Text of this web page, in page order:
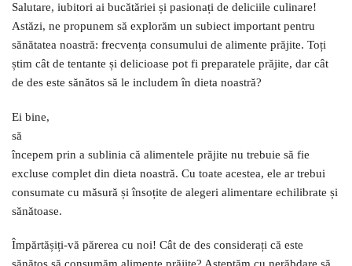
Salutare, iubitori ai bucătăriei și pasionați de deliciile culinare!
Astăzi, ne propunem să explorăm un subiect important pentru
sănătatea noastră: frecvența consumului de alimente prăjite. Toți
știm cât de tentante și delicioase pot fi preparatele prăjite, dar cât
de des este sănătos să le includem în dieta noastră?
Ei bine,
să
începem prin a sublinia că alimentele prăjite nu trebuie să fie
excluse complet din dieta noastră. Cu toate acestea, ele ar trebui
consumate cu măsură și însoțite de alegeri alimentare echilibrate și
sănătoase.
Împărtășiți-vă părerea cu noi! Cât de des considerați că este